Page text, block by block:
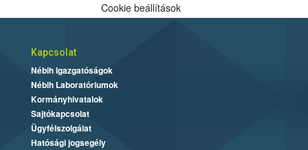
Cookie beállítások
Kapcsolat
Nébih Igazgatóságok
Nébih Laboratóriumok
Kormányhivatalok
Sajtókapcsolat
Ügyfélszolgálat
Hatósági jogsegély